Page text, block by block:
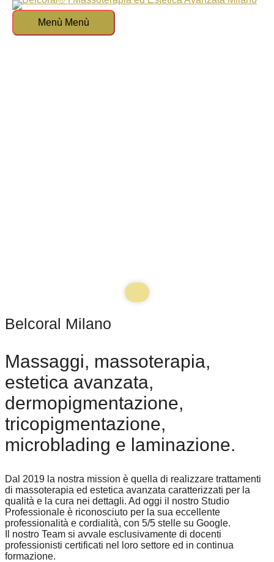
Vai al contenuto
Menù Menù
Belcoral Milano
Massaggi, massoterapia,
estetica avanzata,
dermopigmentazione,
tricopigmentazione,
microblading e laminazione.
Dal 2019 la nostra mission è quella di realizzare trattamenti
di massoterapia ed estetica avanzata caratterizzati per la
qualità e la cura nei dettagli. Ad oggi il nostro Studio
Professionale è riconosciuto per la sua eccellente
professionalità e cordialità, con 5/5 stelle su Google.
Il nostro Team si avvale esclusivamente di docenti
professionisti certificati nel loro settore ed in continua
formazione.